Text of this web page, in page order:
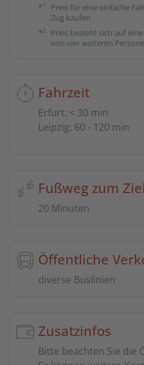
*1
Preis für eine einfache
Zug kaufen
*2
Preis bezieht sich auf
von vier weiteren
Fahrzeit
Erfurt: < 30 min
Leipzig: 60 - 120 min
Fußweg zum Ziel
20 Minuten
Öffentliche
diverse Buslinien
Zusatzinfos
Bitte beachten Sie die